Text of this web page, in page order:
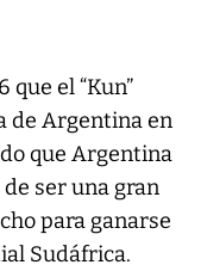
el “Kun”
de Argentina en
que Argentina
ser una gran
para ganarse
Sudáfrica.